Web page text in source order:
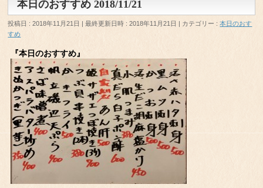
本日のおすすめ 2018/11/21
投稿日 : 2018年11月21日 最終更新日時 : 2018年11月21日 カテゴリー :本日のおす
すめ
『本日のおすすめ』